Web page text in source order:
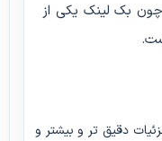
بک لینک یکی از
دقیق تر و بیشتر و